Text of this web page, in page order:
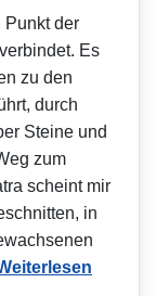
Punkt der
Es
zu den
durch
Steine und
zum
scheint mir
in